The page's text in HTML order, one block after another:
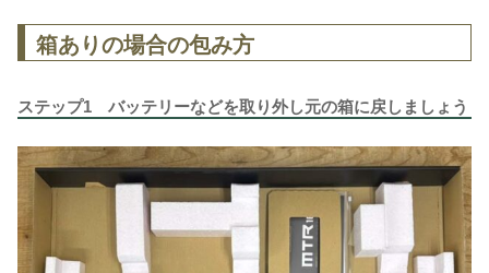
箱ありの場合の包み方
ステップ1 バッテリーなどを取り外し元の箱に戻しましょう